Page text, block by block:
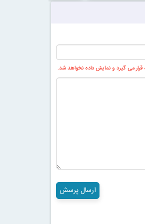
می گیرد و نمایش داده نخواهد شد.
ارسال پرسش